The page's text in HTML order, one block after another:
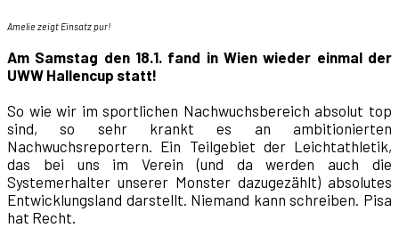
Amelie zeigt Einsatz pur!
Am Samstag den 18.1. fand in Wien wieder einmal der
UWW Hallencup statt!
So wie wir im sportlichen Nachwuchsbereich absolut top
sind, so sehr krankt es an ambitionierten
Nachwuchsreportern. Ein Teilgebiet der Leichtathletik,
das bei uns im Verein (und da werden auch die
Systemerhalter unserer Monster dazugezählt) absolutes
Entwicklungsland darstellt. Niemand kann schreiben. Pisa
hat Recht.